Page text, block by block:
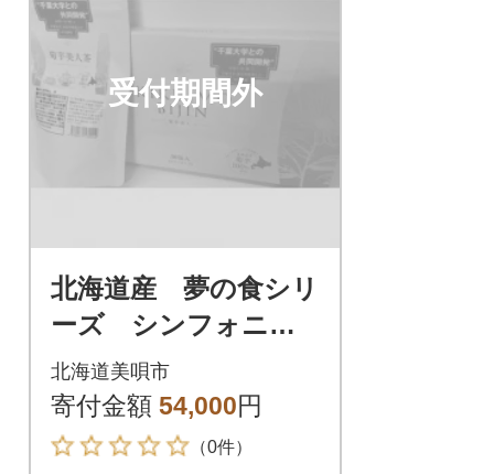
受付期間外
北海道産 夢の食シリ
ーズ シンフォニー
(黒ニンニク、米10k
g、菊芋美人シリーズ
サプリメント2種)
北海道美唄市
寄付金額 54,000円
（0件）